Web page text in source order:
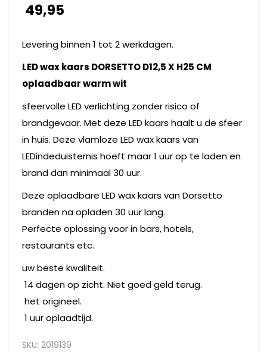
49,95
Levering binnen 1 tot 2 werkdagen.
LED wax kaars DORSETTO D12,5 X H25 CM
oplaadbaar warm wit
sfeervolle LED verlichting zonder risico of
brandgevaar. Met deze LED kaars haalt u de sfeer
in huis. Deze vlamloze LED wax kaars van
LEDindeduisternis hoeft maar 1 uur op te laden en
brand dan minimaal 30 uur.
Deze oplaadbare LED wax kaars van Dorsetto
branden na opladen 30 uur lang.
Perfecte oplossing voor in bars, hotels,
restaurants etc.
uw beste kwaliteit.
14 dagen op zicht. Niet goed geld terug.
het origineel.
1 uur oplaadtijd.
SKU: 2019139